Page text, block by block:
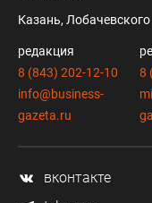
Казань, Лобачевского
редакция
8 (843) 202-12-10
info@business-
gazeta.ru
8
вконтакте